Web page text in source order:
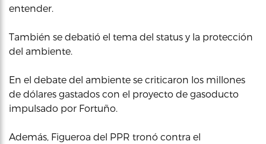
entender.
También se debatió el tema del status y la protección
del ambiente.
En el debate del ambiente se criticaron los millones
de dólares gastados con el proyecto de gasoducto
impulsado por Fortuño.
Además, Figueroa del PPR tronó contra el